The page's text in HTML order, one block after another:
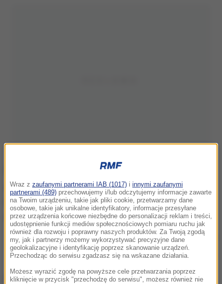
​Siedem osób zostało rannych w czwartek rano na skutek zderzenia się
tankowca i fregaty norweskiej marynarki wojennej u południowo-
zachodnich wybrzeży Norwegii.
Po kolizji fregata KNM Helge Ingstad zaczęła
Wraz z zaufanymi partnerami IAB (1017) i innymi zaufanymi
partnerami (489) przechowujemy i/lub odczytujemy informacje zawarte
na Twoim urządzeniu, takie jak pliki cookie, przetwarzamy dane
osobowe, takie jak unikalne identyfikatory, informacje przesyłane
przez urządzenia końcowe niezbędne do personalizacji reklam i treści,
udostępnienie funkcji mediów społecznościowych pomiaru ruchu jak
również dla rozwoju i poprawny naszych produktów. Za Twoją zgodą
my, jak i partnerzy możemy wykorzystywać precyzyjne dane
geolokalizacyjne i identyfikację poprzez skanowanie urządzeń.
Przechodząc do serwisu zgadzasz się na wskazane działania.
Możesz wyrazić zgodę na powyższe cele przetwarzania poprzez
kliknięcie w przycisk "przechodzę do serwisu", możesz również nie